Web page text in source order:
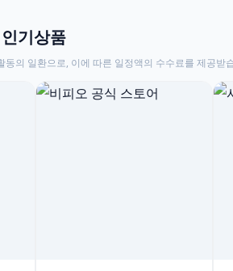
기상품
동의 일환으로, 이에 따른 일정액의 수수료를 제공받